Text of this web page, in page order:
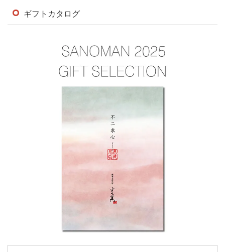
ギフトカタログ